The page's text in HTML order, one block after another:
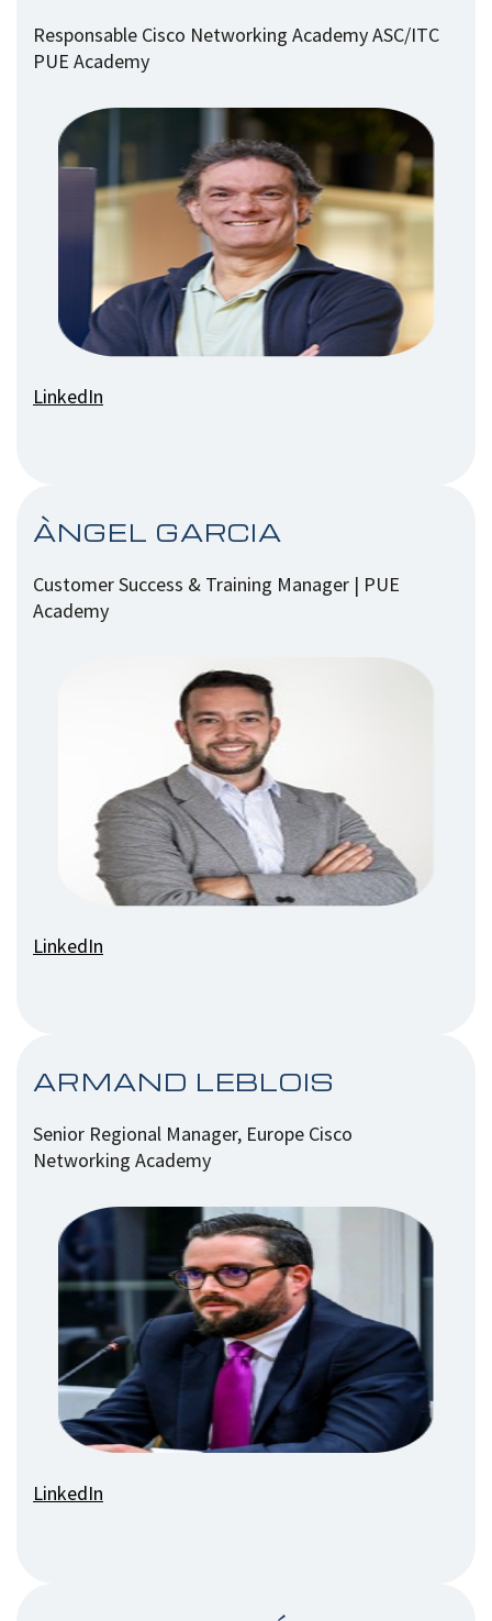
Responsable Cisco Networking Academy ASC/ITC
PUE Academy
LinkedIn
ÀNGEL GARCIA
Customer Success & Training Manager | PUE
Academy
LinkedIn
ARMAND LEBLOIS
Senior Regional Manager, Europe Cisco
Networking Academy
LinkedIn